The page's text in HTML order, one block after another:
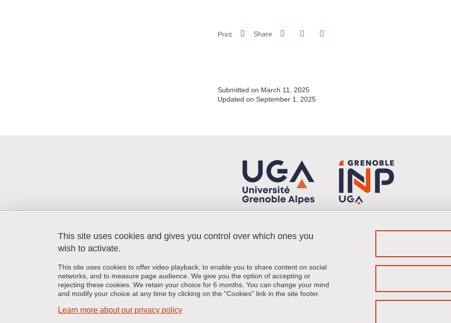
Print Share Share on Facebook
Share on LinkedIn
Submitted on March 11, 2025
Updated on September 1, 2025
Laboratoire CERAG
150, rue de la Chimie
38400 Saint Martin d'Hères
+33 (0)4 57 04 10 80
Credits
Legal notices
Personal details
This site uses cookies and gives you control over which ones you
wish to activate.
This site uses cookies to offer video playback, to enable you to share content on social
networks, and to measure page audience. We give you the option of accepting or
rejecting these cookies. We retain your choice for 6 months. You can change your mind
and modify your choice at any time by clicking on the "Cookies" link in the site footer.
Learn more about our privacy policy